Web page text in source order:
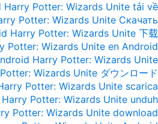
Harry Potter: Wizards Unite tải về
Potter: Wizards Unite Скачать
Harry Potter: Wizards Unite 下载
Potter: Wizards Unite en Android
Harry Potter: Wizards Unite
Wizards Unite ダウンロード
Potter: Wizards Unite scarica
Potter: Wizards Unite unduh
Potter: Wizards Unite download